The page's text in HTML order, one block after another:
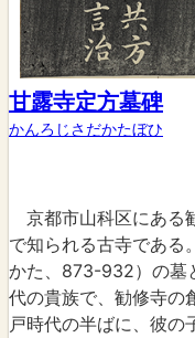
甘露寺定方墓碑
かんろじさだかたぼひ
京都市山科区にある
で知られる古寺である
かた、873-932）の墓
代の貴族で、勧修寺の
戸時代の半ばに、彼の